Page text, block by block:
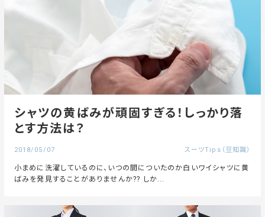
シャツの黄ばみが頑固すぎる！しっかり落
とす方法は？
2018/05/07 スーツTips（豆知識）
小まめに洗濯しているのに、いつの間についたのか白いワイシャツに黄
ばみを発見することがありませんか?? しか...